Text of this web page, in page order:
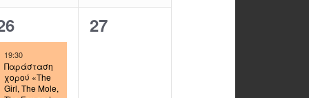
t
v
19:30
Παράσταση
χορού «The
Girl, The Mole,
0
27